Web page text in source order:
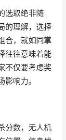
选取绝非随
的理解，选择
合，就如同掌
往往意味着能
不仅要考虑奖
响力。
分数，无人机